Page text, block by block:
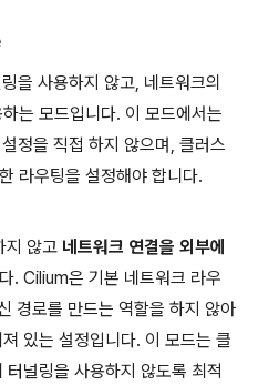
사용하지 않고, 네트워크의
는 모드입니다. 이 모드에서는
정을 직접 하지 않으며, 클러스
라우팅을 설정해야 합니다.
지 않고 네트워크 연결을 외부에
. Cilium은 기본 네트워크 라우
경로를 만드는 역할을 하지 않아
있는 설정입니다. 이 모드는 클
널링을 사용하지 않도록 최적